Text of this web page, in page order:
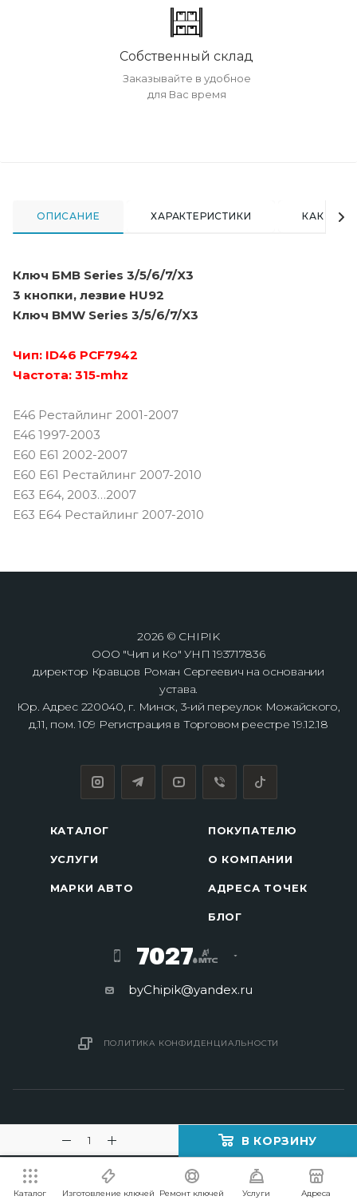
В КОРЗИНУ
Собственный склад
Заказывайте в удобное
для Вас время
ОПИСАНИЕ ХАРАКТЕРИСТИКИ КАК
Ключ БМВ Series 3/5/6/7/X3
3 кнопки, лезвие HU92
Ключ BMW Series 3/5/6/7/X3
Чип: ID46 PCF7942
Частота: 315-mhz
E46 Рестайлинг 2001-2007
E46 1997-2003
E60 E61 2002-2007
E60 E61 Рестайлинг 2007-2010
E63 E64, 2003…2007
E63 E64 Рестайлинг 2007-2010
2026 © CHIPIK
ООО "Чип и Ко" УНП 193717836
директор Кравцов Роман Сергеевич на основании
устава.
Юр. Адрес 220040, г. Минск, 3-ий переулок Можайского,
д.11, пом. 109 Регистрация в Торговом реестре 19.12.18
КАТАЛОГ
УСЛУГИ
МАРКИ АВТО
ПОКУПАТЕЛЮ
О КОМПАНИИ
АДРЕСА ТОЧЕК
БЛОГ
7027
byChipik@yandex.ru
ПОЛИТИКА КОНФИДЕНЦИАЛЬНОСТИ
2016 - 2026 © Изготовление ключей в Минске
Каталог Изготовление ключей Ремонт ключей Услуги Адреса